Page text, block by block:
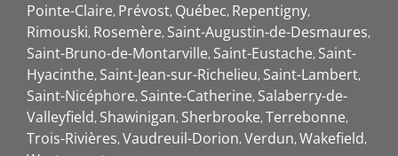
Pointe-Claire Prévost Québec Repentigny
Rimouski Rosemère Saint-Augustin-de-Desmaures
Saint-Bruno-de-Montarville Saint-Eustache Saint-
Hyacinthe Saint-Jean-sur-Richelieu Saint-Lambert
Saint-Nicéphore Sainte-Catherine Salaberry-de-
Valleyfield Shawinigan Sherbrooke Terrebonne
Trois-Rivières Vaudreuil-Dorion Verdun Wakefield